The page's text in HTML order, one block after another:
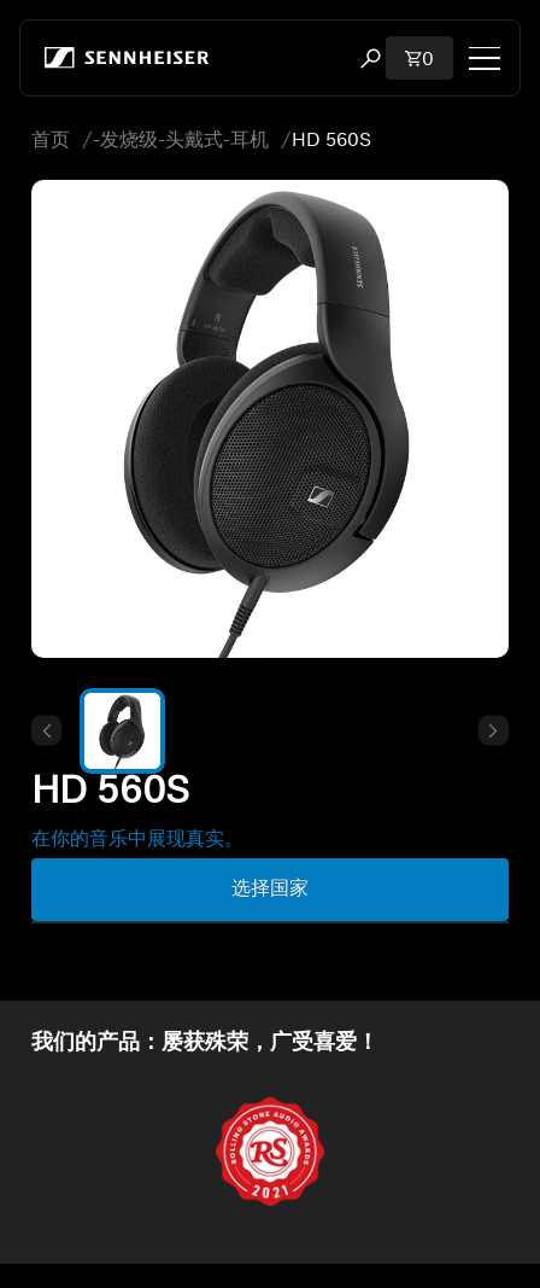
打开搜索弹出窗口
购物车内商
0
购物
加密狗与发射器
探索
关于我们
支持
首页 -发烧级-头戴式-耳机 HD 560S
HD 560S
在你的音乐中展现真实。
选择国家
我们的产品：屡获殊荣，广受喜爱！